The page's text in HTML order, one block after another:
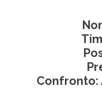
Confronto: